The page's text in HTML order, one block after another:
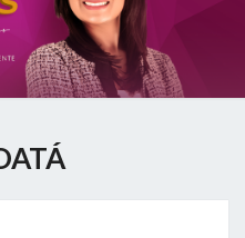
MENDES
Espaço De
Conteúdo
E Leitura